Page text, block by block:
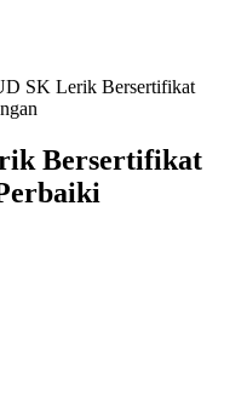
SK Lerik Bersertifikat
Bersertifikat